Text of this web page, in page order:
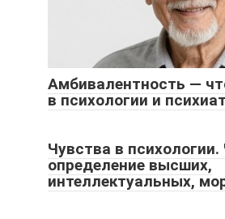
Амбивалентность —
в психологии и
Чувства в психологии.
определение высших,
интеллектуальных,